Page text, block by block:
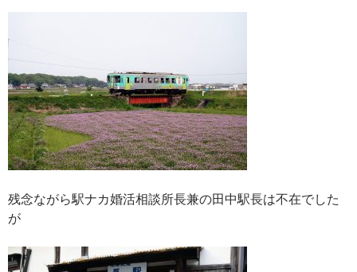
残念ながら駅ナカ婚活相談所長兼の田中駅長は不在でした
が